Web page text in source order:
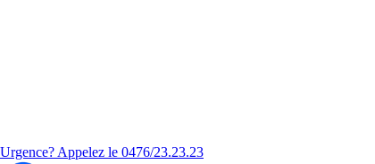
Urgence? Appelez le 0476/23.23.23